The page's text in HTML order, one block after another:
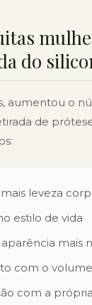
do
aumentou o
de
leveza
estilo de vida
mais
com o
com a